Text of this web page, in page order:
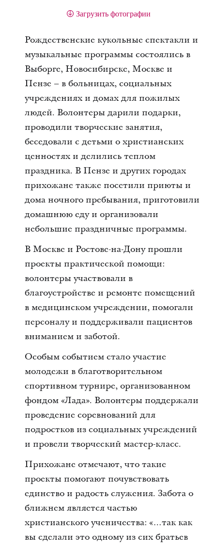
Загрузить фотографии
Рождественские кукольные спектакли и
музыкальные программы состоялись в
Выборге, Новосибирске, Москве и
Пензе – в больницах, социальных
учреждениях и домах для пожилых
людей. Волонтеры дарили подарки,
проводили творческие занятия,
беседовали с детьми о христианских
ценностях и делились теплом
праздника. В Пензе и других городах
прихожане также посетили приюты и
дома ночного пребывания, приготовили
домашнюю еду и организовали
небольшие праздничные программы.
В Москве и Ростове-на-Дону прошли
проекты практической помощи:
волонтеры участвовали в
благоустройстве и ремонте помещений
в медицинском учреждении, помогали
персоналу и поддерживали пациентов
вниманием и заботой.
Особым событием стало участие
молодежи в благотворительном
спортивном турнире, организованном
фондом «Лада». Волонтеры поддержали
проведение соревнований для
подростков из социальных учреждений
и провели творческий мастер-класс.
Прихожане отмечают, что такие
проекты помогают почувствовать
единство и радость служения. Забота о
ближнем является частью
христианского ученичества: «…так как
вы сделали это одному из сих братьев